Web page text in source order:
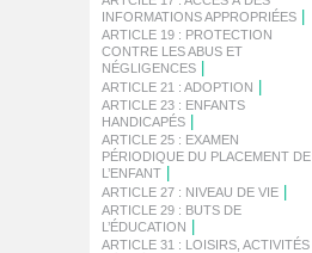
INFORMATIONS APPROPRIÉES
ARTICLE 19 : PROTECTION
CONTRE LES ABUS ET
NÉGLIGENCES
ARTICLE 21 : ADOPTION
ARTICLE 23 : ENFANTS
HANDICAPÉS
ARTICLE 25 : EXAMEN
PÉRIODIQUE DU PLACEMENT DE
L’ENFANT
ARTICLE 27 : NIVEAU DE VIE
ARTICLE 29 : BUTS DE
L’ÉDUCATION
ARTICLE 31 : LOISIRS, ACTIVITÉS